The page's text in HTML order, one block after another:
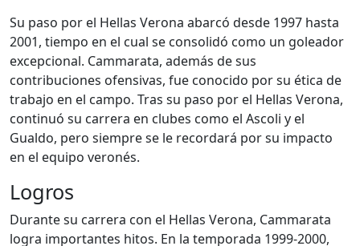
Su paso por el Hellas Verona abarcó desde 1997 hasta
2001, tiempo en el cual se consolidó como un goleador
excepcional. Cammarata, además de sus
contribuciones ofensivas, fue conocido por su ética de
trabajo en el campo. Tras su paso por el Hellas Verona,
continuó su carrera en clubes como el Ascoli y el
Gualdo, pero siempre se le recordará por su impacto
en el equipo veronés.
Logros
Durante su carrera con el Hellas Verona, Cammarata
logra importantes hitos. En la temporada 1999-2000,